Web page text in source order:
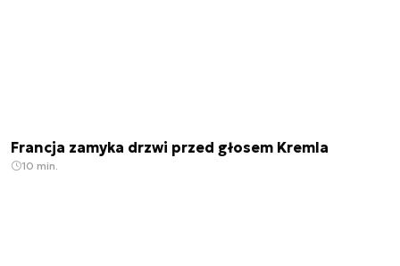
Francja zamyka drzwi przed głosem Kremla
10 min.